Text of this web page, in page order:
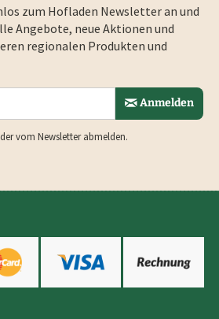
zum Hofladen Newsletter an und
Angebote, neue Aktionen und
regionalen Produkten und
Anmelden
vom Newsletter abmelden.